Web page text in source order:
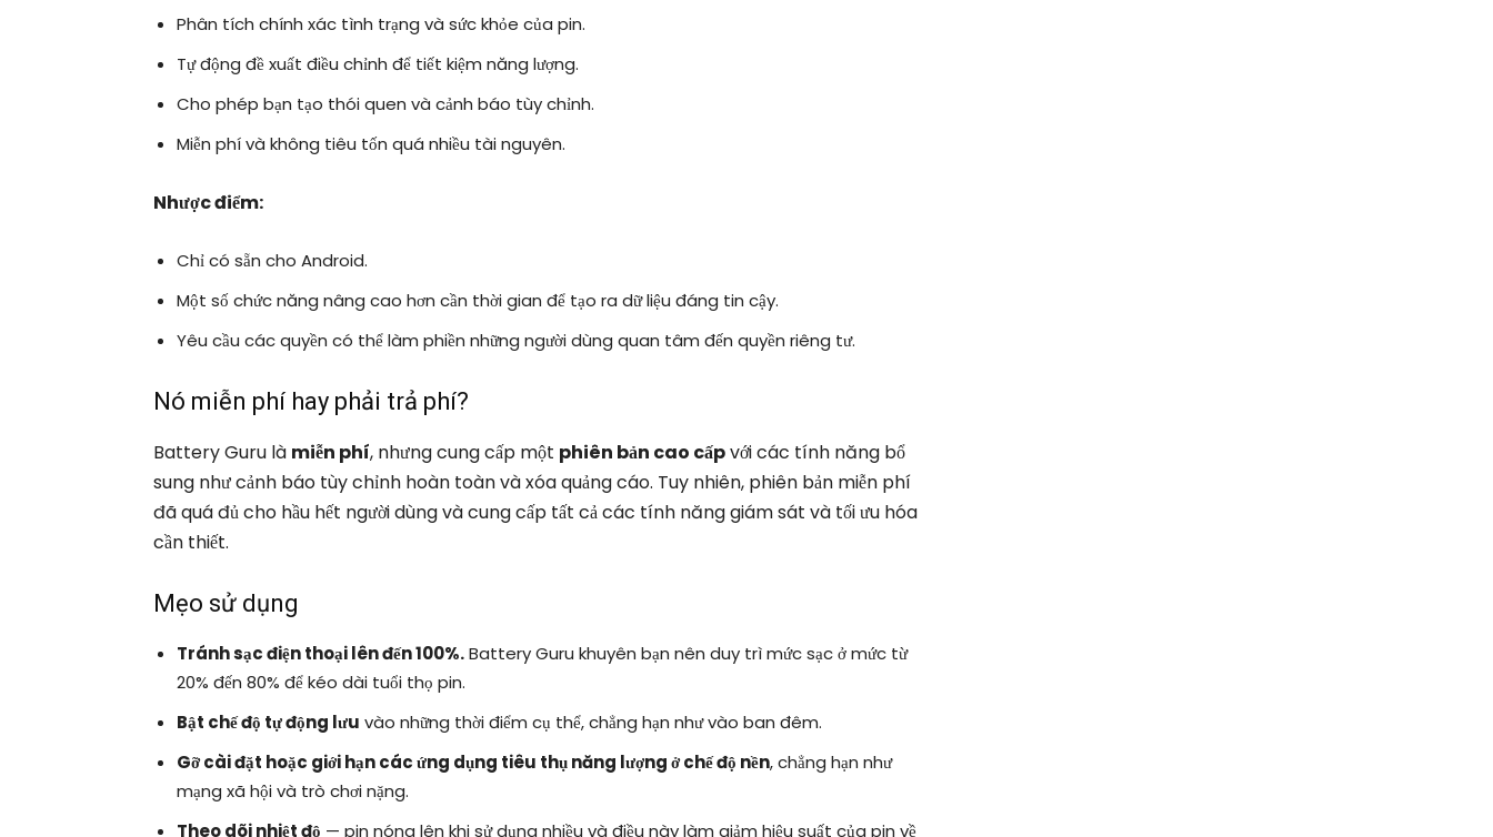
Phân tích chính xác tình trạng và sức khỏe của pin.
Tự động đề xuất điều chỉnh để tiết kiệm năng lượng.
Cho phép bạn tạo thói quen và cảnh báo tùy chỉnh.
Miễn phí và không tiêu tốn quá nhiều tài nguyên.
Nhược điểm:
Chỉ có sẵn cho Android.
Một số chức năng nâng cao hơn cần thời gian để tạo ra dữ liệu đáng tin cậy.
Yêu cầu các quyền có thể làm phiền những người dùng quan tâm đến quyền riêng tư.
Nó miễn phí hay phải trả phí?
Battery Guru là miễn phí, nhưng cung cấp một phiên bản cao cấpvới các tính năng bổ
sung như cảnh báo tùy chỉnh hoàn toàn và xóa quảng cáo. Tuy nhiên, phiên bản miễn phí
đã quá đủ cho hầu hết người dùng và cung cấp tất cả các tính năng giám sát và tối ưu hóa
cần thiết.
Mẹo sử dụng
Tránh sạc điện thoại lên đến 100%.Battery Guru khuyên bạn nên duy trì mức sạc ở mức từ
20% đến 80% để kéo dài tuổi thọ pin.
Bật chế độ tự động lưu vào những thời điểm cụ thể, chẳng hạn như vào ban đêm.
Gỡ cài đặt hoặc giới hạn các ứng dụng tiêu thụ năng lượng ở chế độ nền, chẳng hạn như
mạng xã hội và trò chơi nặng.
Theo dõi nhiệt độ — pin nóng lên khi sử dụng nhiều và điều này làm giảm hiệu suất của pin về